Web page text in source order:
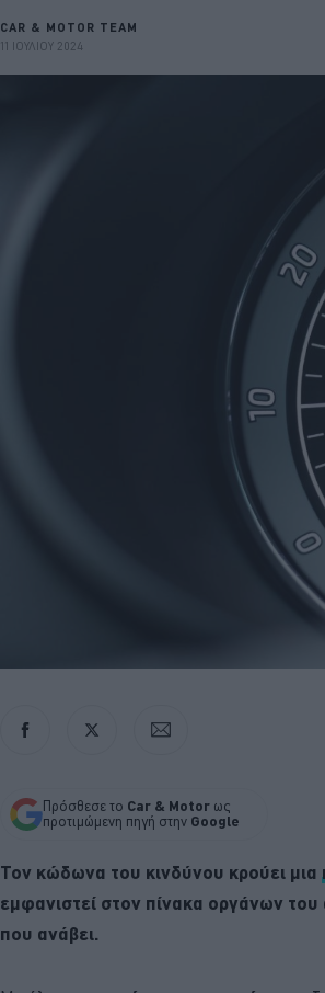
CAR & MOTOR TEAM
11 ΙΟΥΛΙΟΥ 2024
Πρόσθεσε το Car & Motor ως
προτιμώμενη πηγή στην Google
Τον κώδωνα του κινδύνου κρούει μια
εμφανιστεί στον πίνακα οργάνων του
που ανάβει.